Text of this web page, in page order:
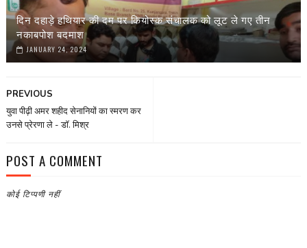
दिन दहाड़े हथियार की दम पर कियोस्क संचालक को लूट ले गए तीन
नकाबपोश बदमाश
JANUARY 24, 2024
PREVIOUS
युवा पीढ़ी अमर शहीद सेनानियों का स्मरण कर
उनसे प्रेरणा ले - डाॅ. मिश्र
POST A COMMENT
कोई टिप्पणी नहीं